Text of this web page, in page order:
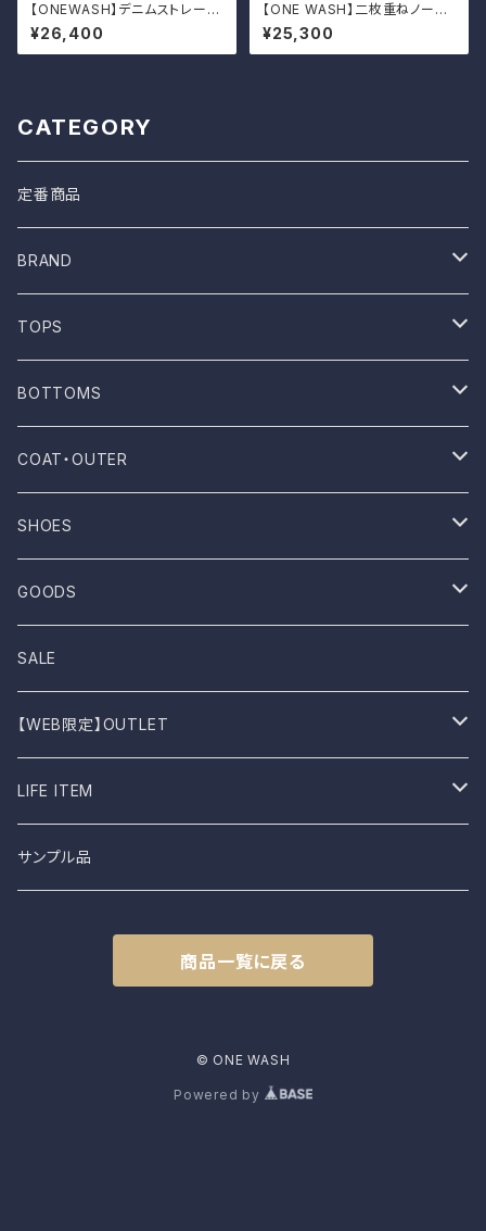
【ONEWASH】デニムストレート
パンツ
¥26,400
【ONE WASH】二枚重ねノース
リーブシャツ
¥25,300
CATEGORY
定番商品
BRAND
ONE WASH
Mau
NOVESTA
ROTOTO
UES
Dansko
BIRKEN STOCK
shimaai
NAPRON
TOPS
T-shirt
Shirt
No sleeve
One-piece
Parkar
Knit
Sweatshirt
Vest
BOTTOMS
Pants
Skirts
COAT・OUTER
Coat
Outer
Jacket
SHOES
Sneakers
Sandal
Boots
GOODS
Bag
Stall
Socks
Cap
SALE
【WEB限定】OUTLET
B品
LIFE ITEM
食器
サンプル品
商品一覧に戻る
© ONE WASH
Powered by